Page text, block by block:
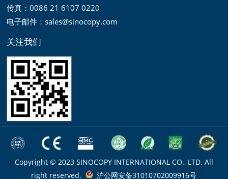
传真：0086 21 6107 0220
电子邮件：sales@sinocopy.com
关注我们
Copyright © 2023 SINOCOPY INTERNATIONAL CO., LTD. All
right reserved.
沪公网安备31010702009916号